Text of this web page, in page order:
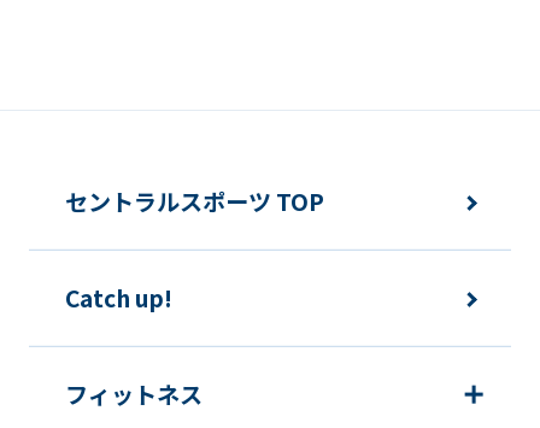
ご利用上の諸連絡や利用状況の確認の
む）等、新商品・サービスの立案・開
発・実施のため
新商品・サービスやイベント情報を含
セントラルスポーツ TOP
Catch up!
フィットネス